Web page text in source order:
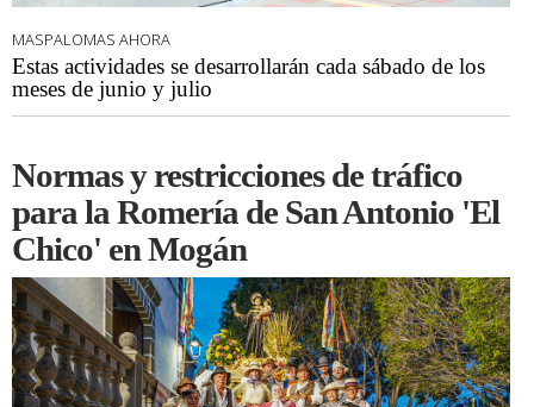
MASPALOMAS AHORA
Estas actividades se desarrollarán cada sábado de los
meses de junio y julio
Normas y restricciones de tráfico
para la Romería de San Antonio 'El
Chico' en Mogán